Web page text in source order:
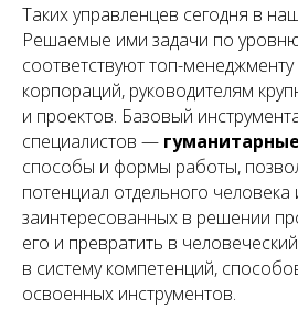
Таких управленцев сегодня в
Решаемые ими задачи по
соответствуют топ-
корпораций, руководителям
и проектов. Базовый
специалистов —
способы и формы работы,
потенциал отдельного
заинтересованных в решении
его и превратить в
в систему компетенций,
освоенных инструментов.